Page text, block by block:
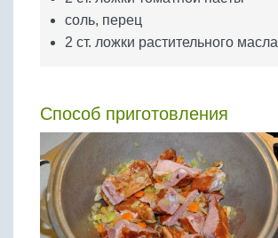
соль, перец
2 ст. ложки растительного масла
Способ приготовления